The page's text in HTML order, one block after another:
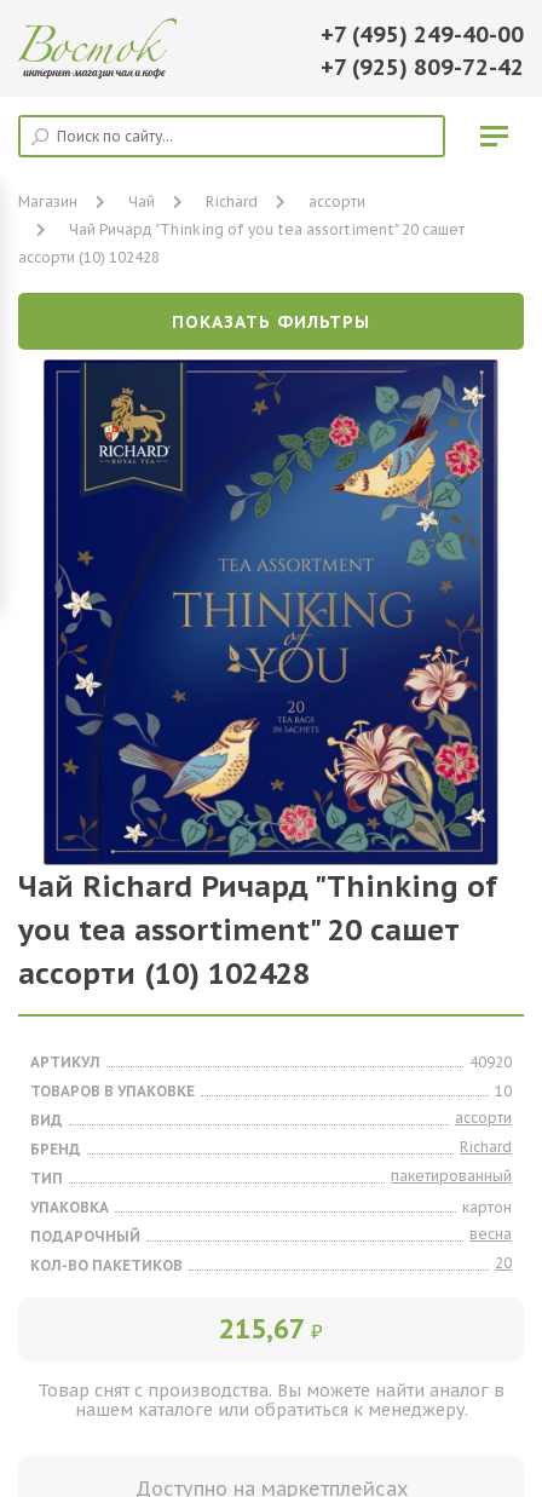
+7 (495) 249-40-00
+7 (925) 809-72-42
Магазин Чай Richard
ассорти
Чай Ричард "Thinking of you tea assortiment" 20 сашет
ассорти (10) 102428
ПОКАЗАТЬ ФИЛЬТРЫ
Чай Richard Ричард "Thinking of
you tea assortiment" 20 сашет
ассорти (10) 102428
АРТИКУЛ
40920
ТОВАРОВ В УПАКОВКЕ
10
ВИД
ассорти
БРЕНД
Richard
ТИП
пакетированный
УПАКОВКА
картон
ПОДАРОЧНЫЙ
весна
КОЛ-ВО ПАКЕТИКОВ
20
215,67 ₽
Товар снят с производства. Вы можете найти аналог в
нашем каталоге или обратиться к менеджеру.
Доступно на маркетплейсах